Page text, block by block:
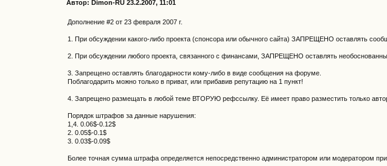
Автор: Dimon-RU 23.2.2007, 11:01
Дополнение #2 от 23 февраля 2007 г.
1. При обсуждении какого-либо проекта (спонсора или обычного сайта) ЗАПРЕЩЕНО оставлять
2. При обсуждении любого проекта, связанного с финансами, ЗАПРЕЩЕНО оставлять
3. Запрещено оставлять благодарности кому-либо в виде сообщения на форуме.
Поблагодарить можно только в приват, или прибавив репутацию на 1 пункт!
4. Запрещено размещать в любой теме ВТОРУЮ рефссылку. Её имеет право разместить только
Порядок штрафов за данные нарушения:
1,4. 0.06$-0.12$
2. 0.05$-0.1$
3. 0.03$-0.09$
Более точная сумма штрафа определяется непосредственно администратором или модератором